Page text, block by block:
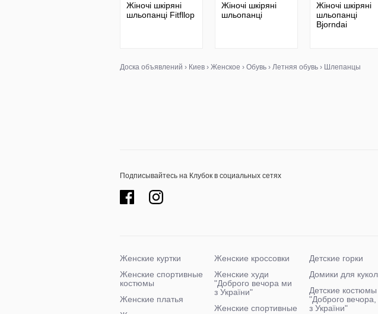
Жіночі шкіряні
шльопанці Fitfllop
Жіночі шкіряні
шльопанці
Жіночі шкіряні
шльопанці
Bjorndai
Доска объявлений › Киев › Женское › Обувь › Летняя обувь › Шлепанцы
Подписывайтесь на Клубок в социальных сетях
Женские куртки
Женские спортивные
костюмы
Женские платья
Женские кроссовки
Женские худи
"Доброго вечора ми
з України"
Женские спортивные
Детские горки
Домики для кукол
Детские костюмы
"Доброго
з України"